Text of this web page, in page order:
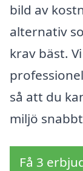
bild av
alternativ
krav bäst.
så att du
miljö
Få 3